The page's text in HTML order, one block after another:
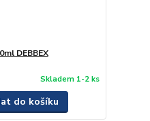
DEBBEX
Skladem 1-2 ks
do košíku